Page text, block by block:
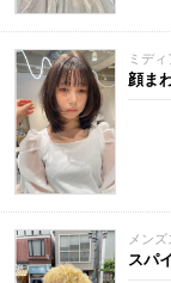
ミデ
顔ま
メン
スパ